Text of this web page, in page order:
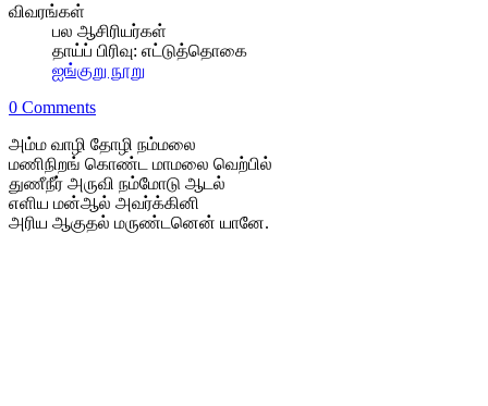
விவரங்கள்
பல ஆசிரியர்கள்
தாய்ப் பிரிவு: எட்டுத்தொகை
ஐங்குறு நூறு
0 Comments
அம்ம வாழி தோழி நம்மலை
மணிநிறங் கொண்ட மாமலை வெற்பில்
துணீநீர் அருவி நம்மோடு ஆடல்
எளிய மன்ஆல் அவர்க்கினி
அரிய ஆகுதல் மருண்டனென் யானே.